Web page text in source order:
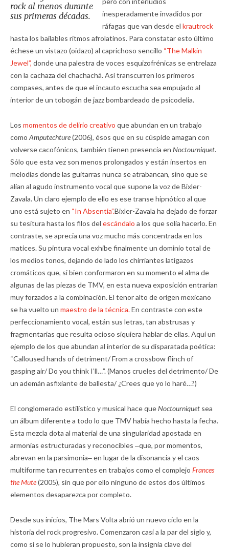
rock al menos durante
sus primeras décadas.
inesperadamente invadidos por
ráfagas que van desde el krautrock
hasta los bailables ritmos afrolatinos. Para constatar esto último
échese un vistazo (oidazo) al caprichoso sencillo “The Malkin
Jewel”, donde una palestra de voces esquizofrénicas se entrelaza
con la cachaza del chachachá. Así transcurren los primeros
compases, antes de que el incauto escucha sea empujado al
interior de un tobogán de jazz bombardeado de psicodelia.
Los momentos de delirio creativo que abundan en un trabajo
como Amputechture(2006), ésos que en su cúspide amagan con
volverse cacofónicos, también tienen presencia en Noctourniquet.
Sólo que esta vez son menos prolongados y están insertos en
melodías donde las guitarras nunca se atrabancan, sino que se
alían al agudo instrumento vocal que supone la voz de Bixler-
Zavala. Un claro ejemplo de ello es ese transe hipnótico al que
uno está sujeto en “In Absentia”.Bixler-Zavala ha dejado de forzar
su tesitura hasta los filos del escándalo a los que solía hacerlo. En
contraste, se aprecia una voz mucho más concentrada en los
matices. Su pintura vocal exhibe finalmente un dominio total de
los medios tonos, dejando de lado los chirriantes latigazos
cromáticos que, si bien conformaron en su momento el alma de
algunas de las piezas de TMV, en esta nueva exposición entrarían
muy forzados a la combinación. El tenor alto de origen mexicano
se ha vuelto un maestro de la técnica.En contraste con este
perfeccionamiento vocal, están sus letras, tan abstrusas y
fragmentarias que resulta ocioso siquiera hablar de ellas. Aquí un
ejemplo de los que abundan al interior de su disparatada poética:
“Calloused hands of detriment/ From a crossbow flinch of
gasping air/ Do you think I’ll…”. (Manos crueles del detrimento/ De
un ademán asfixiante de ballesta/ ¿Crees que yo lo haré…?)
El conglomerado estilístico y musical hace queNoctourniquet sea
un álbum diferente a todo lo que TMV había hecho hasta la fecha.
Esta mezcla dota al material de una singularidad apostada en
armonías estructuradas y reconocibles ­‒que, por momentos,
abrevan en la parsimonia‒ en lugar de la disonancia y el caos
multiforme tan recurrentes en trabajos como el complejo Frances
the Mute(2005), sin que por ello ninguno de estos dos últimos
elementos desaparezca por completo.
Desde sus inicios, The Mars Volta abrió un nuevo ciclo en la
historia del rock progresivo. Comenzaron casi a la par del siglo y,
como si se lo hubieran propuesto, son la insignia clave del